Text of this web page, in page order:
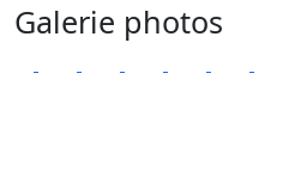
Galerie photos